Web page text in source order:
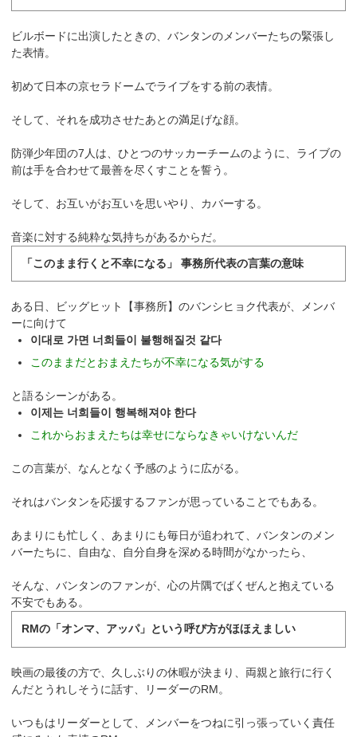
ビルボードに出演したときの、バンタンのメンバーたちの緊張し
た表情。
初めて日本の京セラドームでライブをする前の表情。
そして、それを成功させたあとの満足げな顔。
防弾少年団の7人は、ひとつのサッカーチームのように、ライブの
前は手を合わせて最善を尽くすことを誓う。
そして、お互いがお互いを思いやり、カバーする。
音楽に対する純粋な気持ちがあるからだ。
「このまま行くと不幸になる」 事務所代表の言葉の意味
ある日、ビッグヒット【事務所】のバンシヒョク代表が、メンバ
ーに向けて
이대로 가면 너희들이 불행해질것 같다
このままだとおまえたちが不幸になる気がする
と語るシーンがある。
이제는 너희들이 행복해져야 한다
これからおまえたちは幸せにならなきゃいけないんだ
この言葉が、なんとなく予感のように広がる。
それはバンタンを応援するファンが思っていることでもある。
あまりにも忙しく、あまりにも毎日が追われて、バンタンのメン
バーたちに、自由な、自分自身を深める時間がなかったら、
そんな、バンタンのファンが、心の片隅でばくぜんと抱えている
不安でもある。
RMの「オンマ、アッパ」という呼び方がほほえましい
映画の最後の方で、久しぶりの休暇が決まり、両親と旅行に行く
んだとうれしそうに話す、リーダーのRM。
いつもはリーダーとして、メンバーをつねに引っ張っていく責任